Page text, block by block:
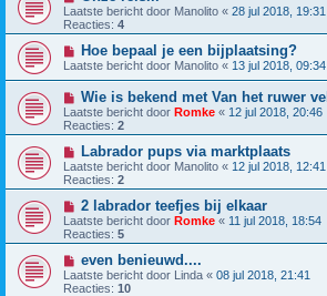
Laatste bericht door Manolito « 28 jul 2018, 19:31
Reacties: 4
Hoe bepaal je een bijplaatsing?
Laatste bericht door Manolito « 13 jul 2018, 09:34
Wie is bekend met Van het ruwer
Laatste bericht door Romke « 12 jul 2018, 20:46
Reacties: 2
Labrador pups via marktplaats
Laatste bericht door Manolito « 12 jul 2018, 12:41
Reacties: 2
2 labrador teefjes bij elkaar
Laatste bericht door Romke « 11 jul 2018, 18:54
Reacties: 5
even benieuwd....
Laatste bericht door Linda « 08 jul 2018, 21:41
Reacties: 10